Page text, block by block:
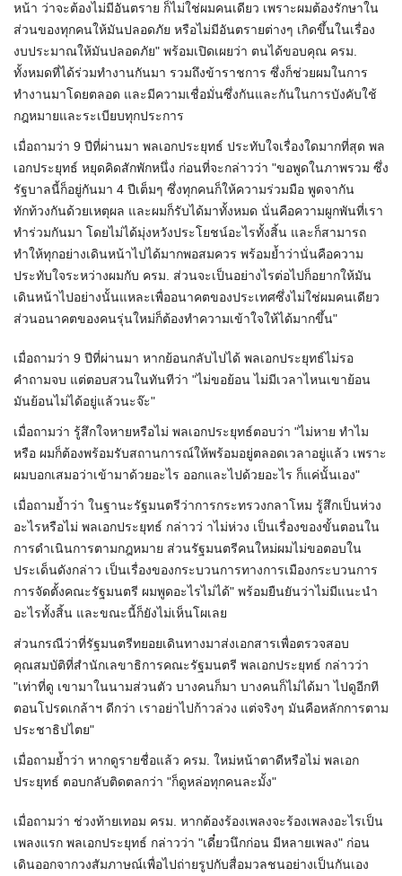
หน้า ว่าจะต้องไม่มีอันตราย ก็ไม่ใช่ผมคนเดียว เพราะผมต้องรักษาใน
ส่วนของทุกคนให้มันปลอดภัย หรือไม่มีอันตรายต่างๆ เกิดขึ้นในเรื่อง
งบประมาณให้มันปลอดภัย"​ พร้อมเปิดเผยว่า ตนได้ขอบคุณ ครม.
ทั้งหมดที่ได้ร่วมทำงานกันมา รวมถึงข้าราชการ ซึ่งก็ช่วยผมในการ
ทำงานมาโดยตลอด และมีความเชื่อมั่นซึ่งกันและกันในการบังคับใช้
กฎหมายและระเบียบทุกประการ
เมื่อถามว่า 9 ปีที่ผ่านมา พลเอกประยุทธ์ ประทับใจเรื่องใดมากที่สุด พล
เอกประยุทธ์ หยุดคิดสักพักหนึ่ง ก่อนที่จะกล่าวว่า "ขอพูดในภาพรวม ซึ่ง
รัฐบาลนี้ก็อยู่กันมา 4 ปีเต็มๆ ซึ่งทุกคนก็ให้ความร่วมมือ พูดจากัน
ทักท้วงกันด้วยเหตุผล และผมก็รับได้มาทั้งหมด นั่นคือความผูกพันที่เรา
ทำร่วมกันมา โดยไม่ได้มุ่งหวังประโยชน์อะไรทั้งสิ้น และก็สามารถ
ทำให้ทุกอย่างเดินหน้าไปได้มากพอสมควร พร้อมย้ำว่านั่นคือความ
ประทับใจระหว่างผมกับ ครม.​ ส่วนจะเป็นอย่างไรต่อไปก็อยากให้มัน
เดินหน้าไปอย่างนั้นแหละเพื่ออนาคตของประเทศซึ่งไม่ใช่ผมคนเดียว
ส่วนอนาคตของคนรุ่นใหม่ก็ต้องทำความเข้าใจให้ได้มากขึ้น"
เมื่อถามว่า 9 ปีที่ผ่านมา หากย้อนกลับไปได้ พลเอกประยุทธ์ไม่รอ
คำถามจบ แต่ตอบสวนในทันทีว่า "ไม่ขอย้อน ไม่มีเวลาไหนเขาย้อน
มันย้อนไม่ได้อยู่แล้วนะจ๊ะ"
เมื่อถามว่า รู้สึกใจหายหรือไม่ พลเอกประยุทธ์ตอบว่า "ไม่หาย ทำไม
หรือ​ ผมก็ต้องพร้อมรับสถานการณ์ให้พร้อมอยู่ตลอดเวลาอยู่แล้ว เพราะ
ผมบอกเสมอว่าเข้ามาด้วยอะไร ออกและไปด้วยอะไร ก็แค่นั้นเอง"
เมื่อถามย้ำว่า ในฐานะรัฐมนตรีว่าการกระทรวงกลาโหม รู้สึกเป็นห่วง
อะไรหรือไม่ พลเอกประยุทธ์ กล่าวว่ าไม่ห่วง เป็นเรื่องของขั้นตอนใน
การดำเนินการตามกฎหมาย ส่วนรัฐมนตรีคนใหม่ผมไม่ขอตอบใน
ประเด็นดังกล่าว เป็นเรื่องของกระบวนการทางการเมืองกระบวนการ
การจัดตั้งคณะรัฐมนตรี ผมพูดอะไรไม่ได้" พร้อมยืนยันว่าไม่มีแนะนำ
อะไรทั้งสิ้น และขณะนี้ก็ยังไม่เห็นโผเลย
ส่วนกรณีว่าที่รัฐมนตรีทยอยเดินทางมาส่งเอกสารเพื่อตรวจสอบ
คุณสมบัติที่สำนักเลขาธิการคณะรัฐมนตรี พลเอกประยุทธ์ กล่าวว่า
"เท่าที่ดู เขามาในนามส่วนตัว บางคนก็มา บางคนก็ไม่ได้มา ไปดูอีกที
ตอนโปรดเกล้าฯ ดีกว่า เราอย่าไปก้าวล่วง แต่จริงๆ มันคือหลักการตาม
ประชาธิปไตย"
เมื่อถามย้ำว่า หากดูรายชื่อแล้ว ครม. ใหม่หน้าตาดีหรือไม่ พลเอก
ประยุทธ์ ตอบกลับติดตลกว่า "ก็ดูหล่อทุกคนละมั้ง"
เมื่อถามว่า ช่วงท้ายเทอม ครม. หากต้องร้องเพลงจะร้องเพลงอะไรเป็น
เพลงแรก​ พลเอกประยุทธ์​ กล่าวว่า "เดี๋ยวนึกก่อน​ มีหลายเพลง" ก่อน
เดินออกจากวงสัมภาษณ์เพื่อไปถ่ายรูปกับสื่อมวลชนอย่างเป็นกันเอง